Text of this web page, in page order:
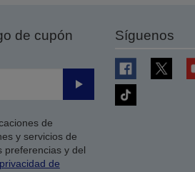
de cupón
Enviar
de
y servicios de
preferencias y del
de
Síguenos